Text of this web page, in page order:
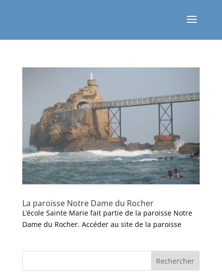
La paroisse Notre Dame du Rocher
L’école Sainte Marie fait partie de la paroisse Notre
Dame du Rocher. Accéder au site de la paroisse